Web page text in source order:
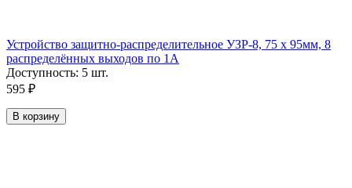
Устройство защитно-распределительное УЗР-8, 75 х 95мм, 8
распределённых выходов по 1А
Доступность: 5 шт.
595 ₽
В корзину